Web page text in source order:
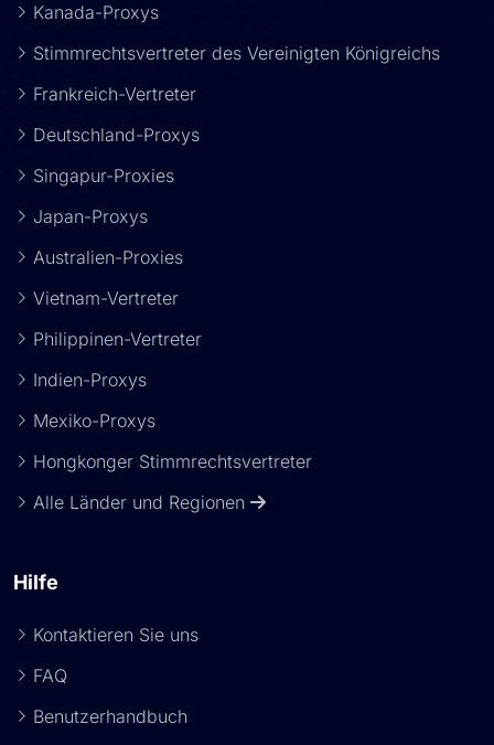
Kanada-Proxys
Stimmrechtsvertreter des Vereinigten Königreichs
Frankreich-Vertreter
Deutschland-Proxys
Singapur-Proxies
Japan-Proxys
Australien-Proxies
Vietnam-Vertreter
Philippinen-Vertreter
Indien-Proxys
Mexiko-Proxys
Hongkonger Stimmrechtsvertreter
Alle Länder und Regionen
Hilfe
Kontaktieren Sie uns
FAQ
Benutzerhandbuch